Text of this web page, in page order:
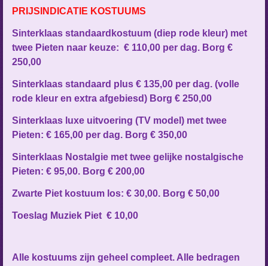
PRIJSINDICATIE KOSTUUMS
Sinterklaas standaardkostuum (diep rode kleur) met
twee Pieten naar keuze: € 110,00 per dag. Borg €
250,00
Sinterklaas standaard plus € 135,00 per dag. (volle
rode kleur en extra afgebiesd) Borg € 250,00
Sinterklaas luxe uitvoering (TV model) met twee
Pieten: € 165,00 per dag. Borg € 350,00
Sinterklaas Nostalgie met twee gelijke nostalgische
Pieten: € 95,00. Borg € 200,00
Zwarte Piet kostuum los: € 30,00. Borg € 50,00
Toeslag Muziek Piet € 10,00
Alle kostuums zijn geheel compleet. Alle bedragen